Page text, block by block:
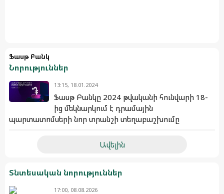
Ֆասթ Բանկ
Նորություններ
13:15, 18.01.2024
Ֆասթ Բանկը 2024 թվականի հունվարի 18-
ից մեկնարկում է դրամային
պարտատոմսերի նոր տրանշի տեղաբաշխումը
Ավելին
Տնտեսական նորություններ
17:00, 08.08.2026